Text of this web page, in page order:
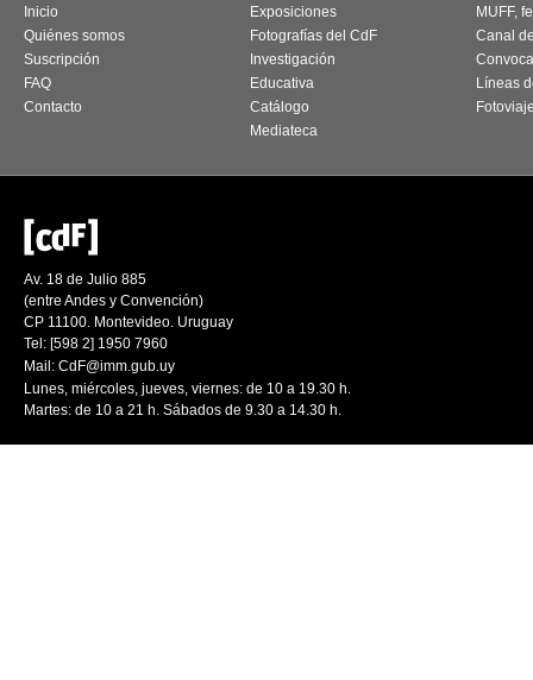
Inicio
Quiénes somos
Suscripción
FAQ
Contacto
Exposiciones
Fotografías del CdF
Investigación
Educativa
Catálogo
Mediateca
MUFF,
Canal
Líneas
Av. 18 de Julio 885
(entre Andes y Convención)
CP 11100. Montevideo. Uruguay
Tel: [598 2] 1950 7960
Mail: CdF@imm.gub.uy
Lunes, miércoles, jueves, viernes: de 10 a 19.30 h.
Martes: de 10 a 21 h. Sábados de 9.30 a 14.30 h.